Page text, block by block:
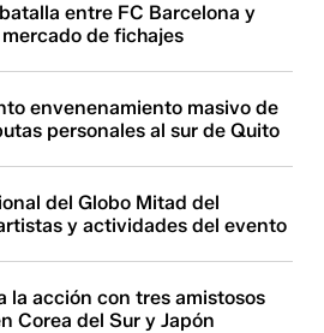
entre FC Barcelona y
de fichajes
envenenamiento masivo de
personales al sur de Quito
del Globo Mitad del
y actividades del evento
la acción con tres amistosos
Corea del Sur y Japón